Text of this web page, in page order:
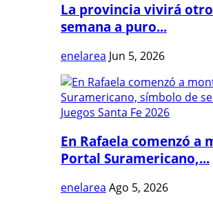
La provincia vivirá
semana a puro...
enelarea Jun 5, 2026
En Rafaela comenzó a
Portal Suramericano,...
enelarea Ago 5, 2026